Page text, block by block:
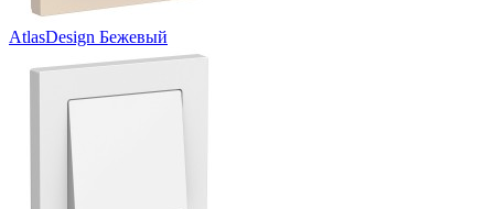
AtlasDesign Бежевый